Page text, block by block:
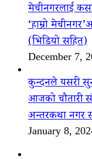
मेचीनगरलाई
‘हाम्रो
(भिडियो सहित)
December 7,
कुन्दनले यसरी
आजको चौतारी
अन्तरकथा नगर
January 8,